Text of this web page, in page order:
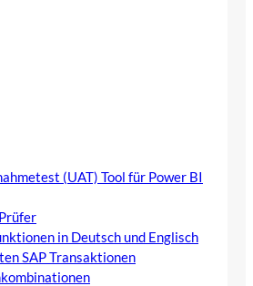
(UAT) Tool für Power BI
in Deutsch und Englisch
SAP Transaktionen